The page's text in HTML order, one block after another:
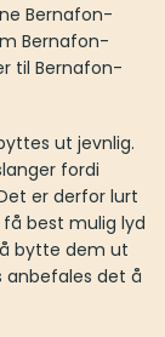
Bernafon-
Bernafon-
til Bernafon-
ut jevnlig.
fordi
er derfor lurt
best mulig lyd
bytte dem ut
anbefales det å